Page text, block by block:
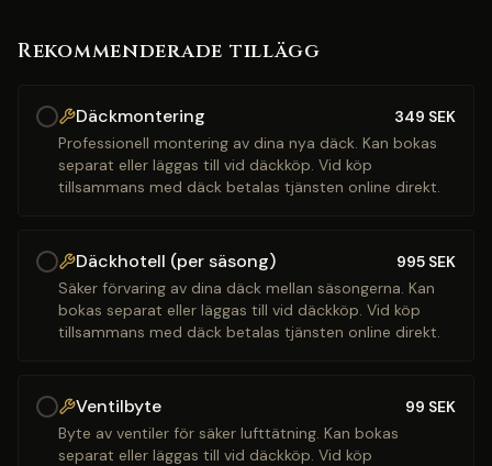
Rekommenderade tillägg
Däckmontering 349 SEK
Professionell montering av dina nya däck. Kan bokas
separat eller läggas till vid däckköp. Vid köp
tillsammans med däck betalas tjänsten online direkt.
Däckhotell (per säsong) 995 SEK
Säker förvaring av dina däck mellan säsongerna. Kan
bokas separat eller läggas till vid däckköp. Vid köp
tillsammans med däck betalas tjänsten online direkt.
Ventilbyte 99 SEK
Byte av ventiler för säker lufttätning. Kan bokas
separat eller läggas till vid däckköp. Vid köp